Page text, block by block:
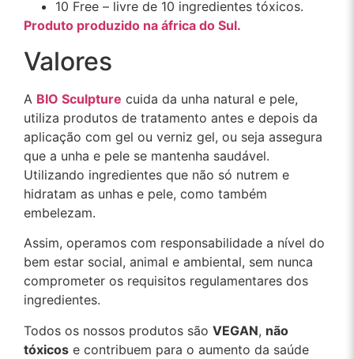
10 Free – livre de 10 ingredientes tóxicos.
Produto produzido na áfrica do Sul.
Valores
A BIO Sculpture cuida da unha natural e pele,
utiliza produtos de tratamento antes e depois da
aplicação com gel ou verniz gel, ou seja assegura
que a unha e pele se mantenha saudável.
Utilizando ingredientes que não só nutrem e
hidratam as unhas e pele, como também
embelezam.
Assim, operamos com responsabilidade a nível do
bem estar social, animal e ambiental, sem nunca
comprometer os requisitos regulamentares dos
ingredientes.
Todos os nossos produtos são VEGAN, não
tóxicos e contribuem para o aumento da saúde